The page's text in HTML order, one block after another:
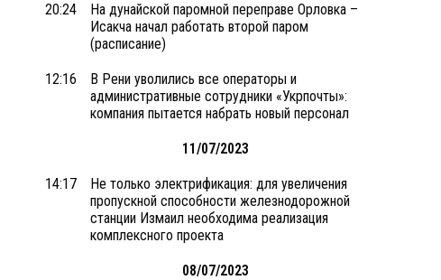
20:24
На дунайской паромной переправе Орловка –
Исакча начал работать второй паром
(расписание)
12:16
В Рени уволились все операторы и
административные сотрудники «Укрпочты»:
компания пытается набрать новый персонал
11/07/2023
14:17
Не только электрификация: для увеличения
пропускной способности железнодорожной
станции Измаил необходима реализация
комплексного проекта
08/07/2023